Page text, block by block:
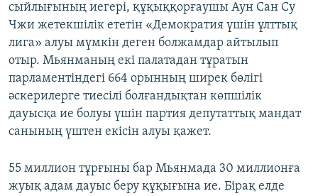
сыйлығының иегері, құқыққорғаушы Аун Сан Су
Чжи жетекшілік ететін «Демократия үшін ұлттық
лига» алуы мүмкін деген болжамдар айтылып
отыр. Мьянманың екі палатадан тұратын
парламентіндегі 664 орынның ширек бөлігі
әскерилерге тиесілі болғандықтан көпшілік
дауысқа ие болуы үшін партия депутаттық мандат
санының үштен екісін алуы қажет.
55 миллион тұрғыны бар Мьянмада 30 миллионға
жуық адам дауыс беру құқығына ие. Бірақ елде